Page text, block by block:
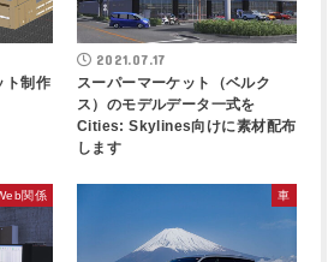
制作
2021.07.17
スーパーマーケット（ベルク
ス）のモデルデータ一式を
Cities: Skylines向けに素材配布
します
関係 車